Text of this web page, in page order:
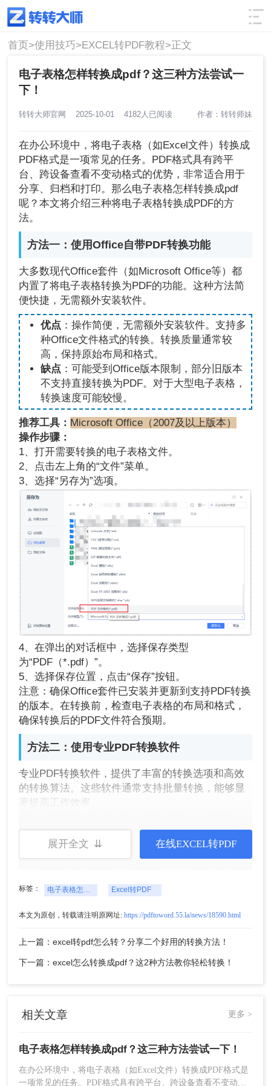
使用技巧 筛选
首页>使用技巧>EXCEL转PDF教程>正文
电子表格怎样转换成pdf？这三种方法尝试一
下！
转转大师官网 2025-10-01 4182人已阅读 作者：转转师妹
在办公环境中，将电子表格（如Excel文件）转换成
PDF格式是一项常见的任务。PDF格式具有跨平
台、跨设备查看不变动格式的优势，非常适合用于
分享、归档和打印。那么电子表格怎样转换成pdf
呢？本文将介绍三种将电子表格转换成PDF的方
法。
方法一：使用Office自带PDF转换功能
大多数现代Office套件（如Microsoft Office等）都
内置了将电子表格转换为PDF的功能。这种方法简
便快捷，无需额外安装软件。
优点 ：操作简便，无需额外安装软件。支持多
种Office文件格式的转换。转换质量通常较
高，保持原始布局和格式。
缺点 ：可能受到Office版本限制，部分旧版本
不支持直接转换为PDF。对于大型电子表格，
转换速度可能较慢。
推荐工具： Microsoft Office（2007及以上版本）
操作步骤：
1、打开需要转换的电子表格文件。
2、点击左上角的“文件”菜单。
3、选择“另存为”选项。
4、在弹出的对话框中，选择保存类型
为“PDF（*.pdf）”。
5、选择保存位置，点击“保存”按钮。
注意：确保Office套件已安装并更新到支持PDF转换
的版本。在转换前，检查电子表格的布局和格式，
确保转换后的PDF文件符合预期。
方法二：使用专业PDF转换软件
专业PDF转换软件，提供了丰富的转换选项和高效
的转换算法。这些软件通常支持批量转换，能够显
著提高工作效率。
优点：支持多种文件格式之间的转换。提供批
量转换功能，提高工作效率。转换质量高，保
持原始布局和格式。
型电子表格，转换过程可能需要更多内存和计
算资源。
操作步骤：
展开全文 ⇊ 在线EXCEL转PDF
标签： 电子表格怎样转换成pdf Excel转PDF
本文为原创，转载请注明原网址: https://pdftoword.55.la/news/18590.html
上一篇：excel转pdf怎么转？分享二个好用的转换方法！
下一篇：excel怎么转换成pdf？这2种方法教你轻松转换！
相关文章 更多 >
电子表格怎样转换成pdf？这三种方法尝试一下！
在办公环境中，将电子表格（如Excel文件）转换成PDF格式是
一项常见的任务。PDF格式具有跨平台、跨设备查看不变动格